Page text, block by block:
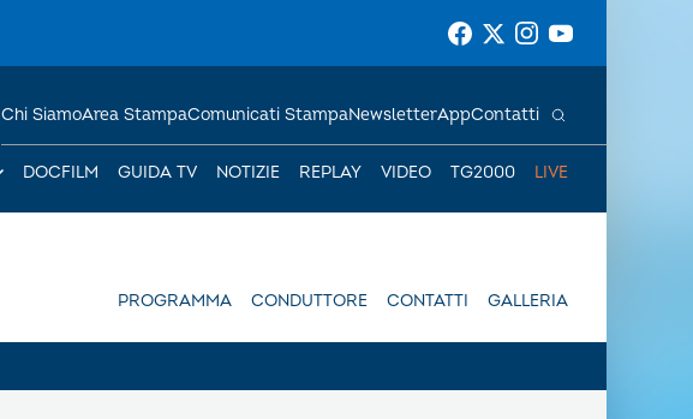
DOCFILM GUIDA TV NOTIZIE REPLAY VIDEO TG2000 LIVE
Chi SiamoArea StampaComunicati StampaNewsletterAppContatti
PROGRAMMA CONDUTTORE CONTATTI GALLERIA